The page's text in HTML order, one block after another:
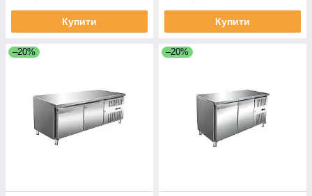
Купити Купити
–20% –20%